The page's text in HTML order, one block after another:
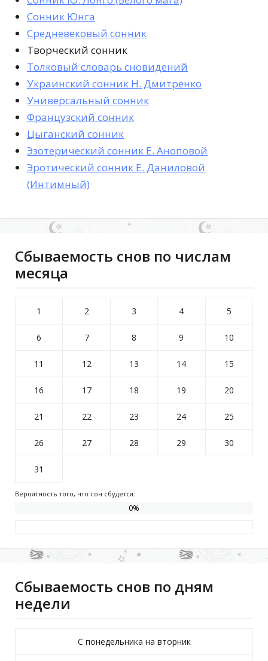
Сонник Юнга
Средневековый сонник
Творческий сонник
Толковый словарь сновидений
Украинский сонник Н. Дмитренко
Универсальный сонник
Французский сонник
Цыганский сонник
Эзотерический сонник Е. Аноповой
Эротический сонник Е. Даниловой
(Интимный)
Сбываемость снов по числам
месяца
1 2 3 4 5
6 7 8 9 10
11 12 13 14 15
16 17 18 19 20
21 22 23 24 25
26 27 28 29 30
31
Вероятность того, что сон сбудется:
0%
Сбываемость снов по дням
недели
С понедельника на вторник